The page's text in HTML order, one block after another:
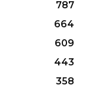
787
664
609
443
358